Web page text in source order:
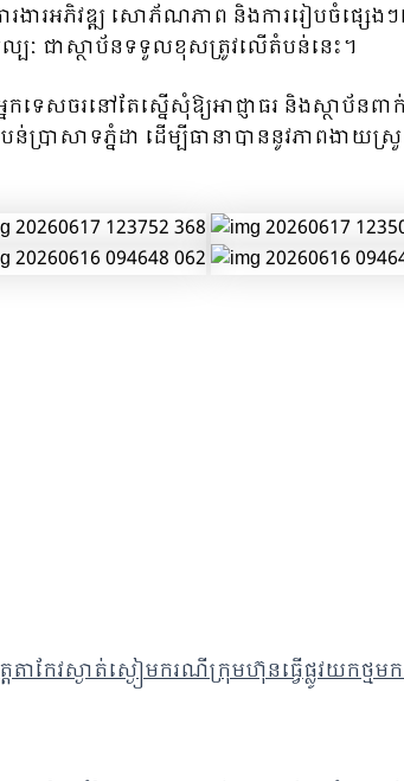
រងារអភិវឌ្ឍ សោភ័ណភាព និងការរៀបចំផ្សេ
ល្បៈ ជាស្ថាប័នទទួលខុសត្រូវលើតំបន់នេះ។
ទេសចរនៅតែស្នើសុំឱ្យអាជ្ញាធរ និងស្ថាប័ន
បន់ប្រាសាទភ្នំដា ដើម្បីធានាបាននូវភាពង
តាកែវស្ងាត់ស្ងៀមករណីក្រុមហ៊ុនធ្វើផ្លូវយកថ្ម